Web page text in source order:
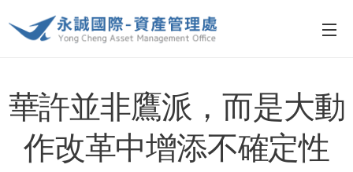
華許並非鷹派，而是大動
作改革中增添不確定性